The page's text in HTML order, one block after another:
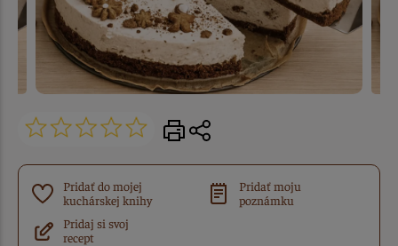
Pridať do mojej
kuchárskej knihy
Pridať moju
poznámku
Pridaj si svoj
recept